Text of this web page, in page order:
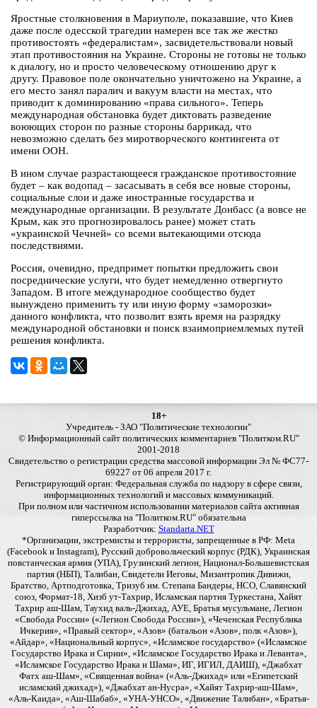
Яростные столкновения в Мариуполе, показавшие, что Киев
даже после одесской трагедии намерен все так же жестко
противостоять «федералистам», засвидетельствовали новый
этап противостояния на Украине. Стороны не готовы не только
к диалогу, но и просто человеческому отношению друг к
другу. Правовое поле окончательно уничтожено на Украине, а
его место занял паралич и вакуум власти на местах, что
приводит к доминированию «права сильного». Теперь
международная обстановка будет диктовать разведение
воюющих сторон по разные стороны баррикад, что
невозможно сделать без миротворческого контингента от
имени ООН.
В ином случае разрастающееся гражданское противостояние
будет – как водопад – засасывать в себя все новые стороны,
социальные слои и даже иностранные государства и
международные организации. В результате Донбасс (а вовсе не
Крым, как это прогнозировалось ранее) может стать
«украинской Чечней» со всеми вытекающими отсюда
последствиями.
Россия, очевидно, предпримет попытки предложить свои
посреднические услуги, что будет немедленно отвергнуто
Западом. В итоге международное сообщество будет
вынуждено применить ту или иную форму «заморозки»
данного конфликта, что позволит взять время на разрядку
международной обстановки и поиск взаимоприемлемых путей
решения конфликта.
18+
Учредитель - ЗАО "Политические технологии"
© Информационный сайт политических комментариев "Политком.RU"
2001-2018
Свидетельство о регистрации средства массовой информации Эл № ФС77-
69227 от 06 апреля 2017 г.
Регистрирующий орган: Федеральная служба по надзору в сфере связи,
информационных технологий и массовых коммуникаций.
При полном или частичном использовании материалов сайта активная
гиперссылка на "Политком.RU" обязательна
Разработчик: Standarta.NET
*Организации, экстремисты и террористы, запрещенные в РФ: Meta
(Facebook и Instagram), Русский добровольческий корпус (РДК), Украинская
повстанческая армия (УПА), Грузинский легион, Национал-Большевистская
партия (НБП), Талибан, Свидетели Иеговы, Мизантропик Дивижн,
Братство, Артподготовка, Тризуб им. Степана Бандеры, НСО, Славянский
союз, Формат-18, Хизб ут-Тахрир, Исламская партия Туркестана, Хайят
Тахрир аш-Шам, Таухид валь-Джихад, АУЕ, Братья мусульмане, Легион
«Свобода России» («Легион Свобода России»), «Чеченская Республика
Ичкерия», «Правый сектор», «Азов» (батальон «Азов», полк «Азов»),
«Айдар», «Национальный корпус», «Исламское государство» («Исламское
Государство Ирака и Сирии», «Исламское Государство Ирака и Леванта»,
«Исламское Государство Ирака и Шама», ИГ, ИГИЛ, ДАИШ), «Джабхат
Фатх аш-Шам», «Священная война» («Аль-Джихад» или «Египетский
исламский джихад»), «Джабхат ан-Нусра», «Хайят Тахрир-аш-Шам»,
«Аль-Каида», «Аш-Шабаб», «УНА-УНСО», «Движение Талибан», «Братья-